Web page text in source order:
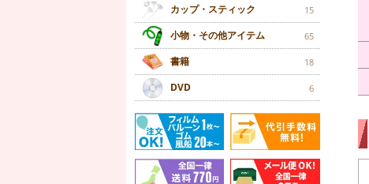
カップ・スティック 15
小物・その他アイテム 65
書籍 18
DVD 6